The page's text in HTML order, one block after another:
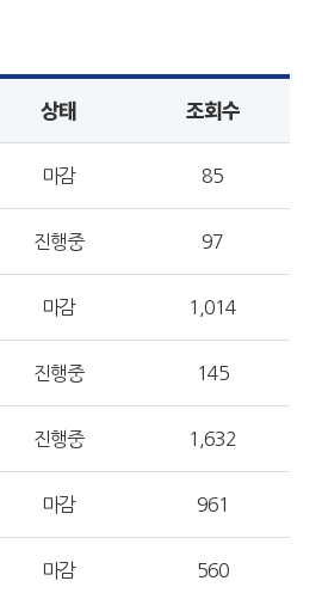
상태 조회수
마감 85
진행중 97
마감 1,014
진행중 145
진행중 1,632
마감 961
마감 560